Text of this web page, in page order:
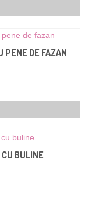
PENE DE FAZAN
BULINE